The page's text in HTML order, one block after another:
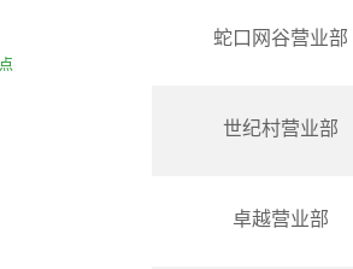
蛇口网谷营业部
世纪村营业部
卓越营业部